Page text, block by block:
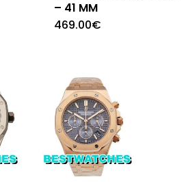
– 41 MM
469.00€